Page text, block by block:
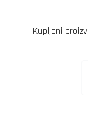
Kupljeni